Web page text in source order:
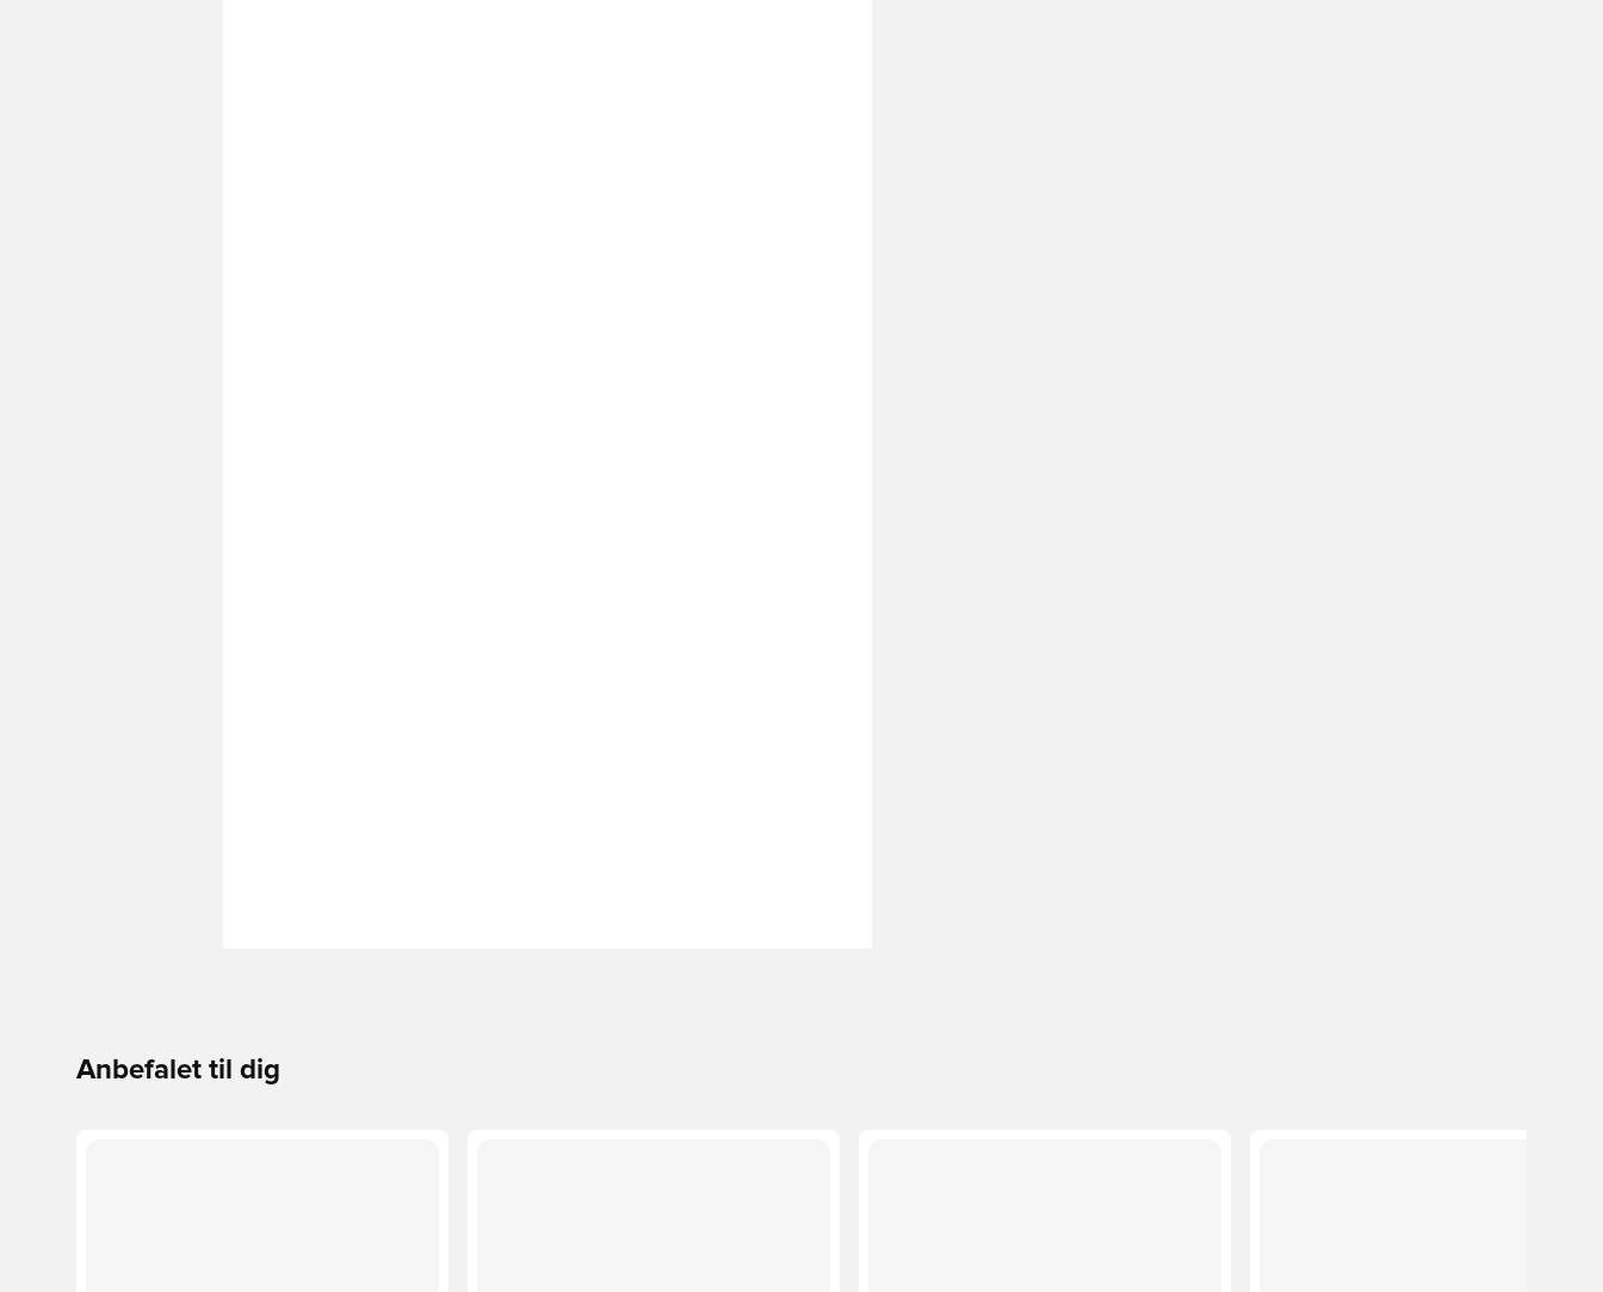
Anbefalet til dig